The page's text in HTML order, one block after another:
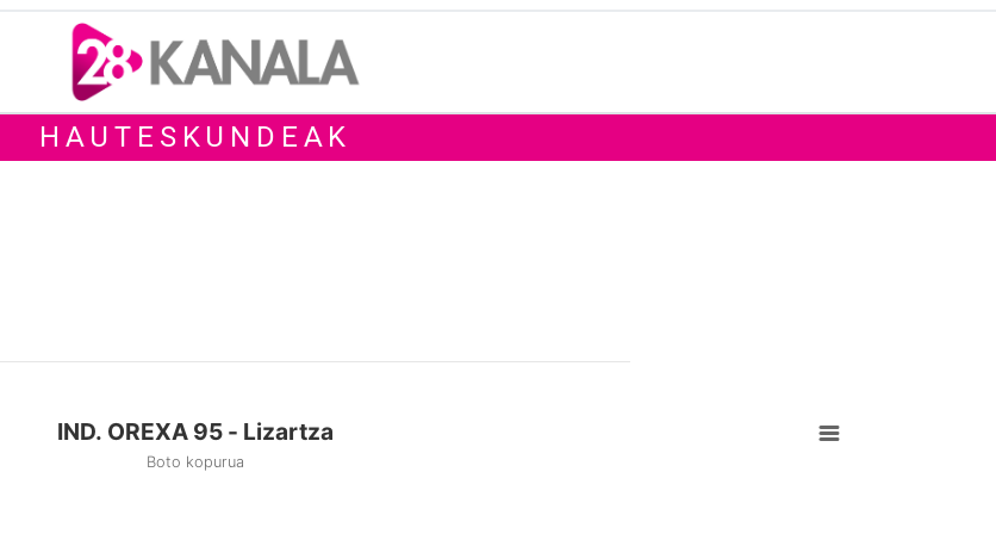
HAUTESKUNDEAK
IND. OREXA 95 - Lizartza
Boto kopurua